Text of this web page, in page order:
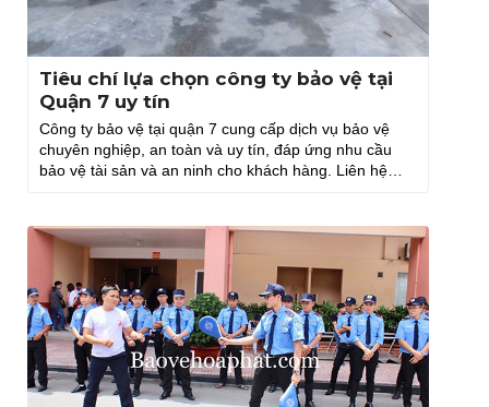
Tiêu chí lựa chọn công ty bảo vệ tại
Quận 7 uy tín
Công ty bảo vệ tại quận 7 cung cấp dịch vụ bảo vệ
chuyên nghiệp, an toàn và uy tín, đáp ứng nhu cầu
bảo vệ tài sản và an ninh cho khách hàng. Liên hệ